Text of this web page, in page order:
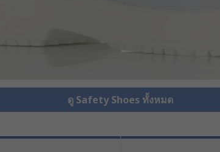
ดู Safety Shoes ทั้งหมด